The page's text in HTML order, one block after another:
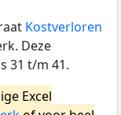
Kostverloren
Deze
31 t/m 41.
Excel